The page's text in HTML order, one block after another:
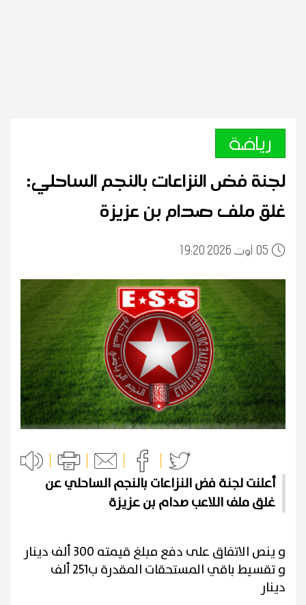
رياضة
لجنة فض النزاعات بالنجم الساحلي:
غلق ملف صدام بن عزيزة
0519:20 2026 أوت
أعلنت لجنة فض النزاعات بالنجم الساحلي عن
غلق ملف اللاعب صدام بن عزيزة
و ينص الاتفاق على دفع مبلغ قيمته 300 ألف دينار
و تقسيط باقي المستحقات المقدرة ب251 ألف
دينار